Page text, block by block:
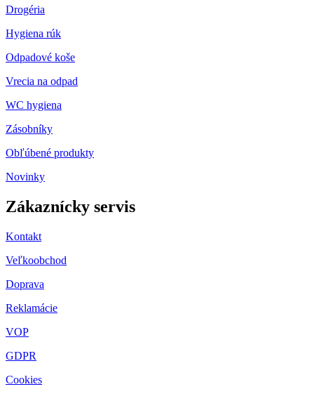
Drogéria
Hygiena rúk
Odpadové koše
Vrecia na odpad
WC hygiena
Zásobníky
Obľúbené produkty
Novinky
Zákaznícky servis
Kontakt
Veľkoobchod
Doprava
Reklamácie
VOP
GDPR
Cookies